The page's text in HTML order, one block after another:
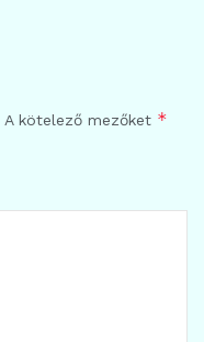
A kötelező mezőket *